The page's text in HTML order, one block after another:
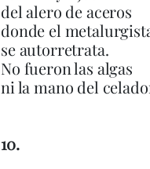
del alero de aceros
donde el
se autorretrata.
No fueron las algas
ni la mano del
10.